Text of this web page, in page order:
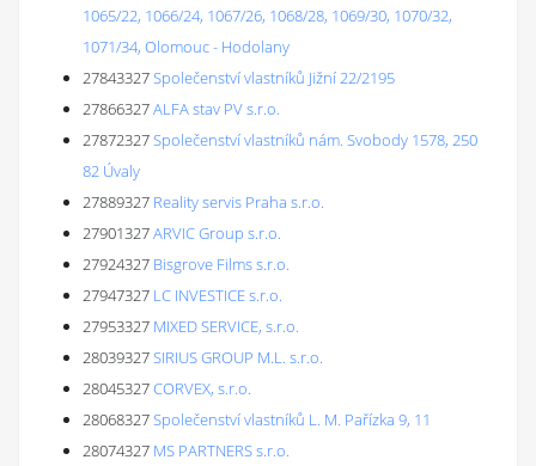
1065/22, 1066/24, 1067/26, 1068/28, 1069/30, 1070/32,
1071/34, Olomouc - Hodolany
27843327Společenství vlastníků Jižní 22/2195
27866327ALFA stav PV s.r.o.
27872327Společenství vlastníků nám. Svobody 1578, 250
82 Úvaly
27889327 Reality servis Praha s.r.o.
27901327ARVIC Group s.r.o.
27924327 Bisgrove Films s.r.o.
27947327 LC INVESTICE s.r.o.
27953327 MIXED SERVICE, s.r.o.
28039327SIRIUS GROUP M.L. s.r.o.
28045327CORVEX, s.r.o.
28068327Společenství vlastníků L. M. Pařízka 9, 11
28074327 MS PARTNERS s.r.o.